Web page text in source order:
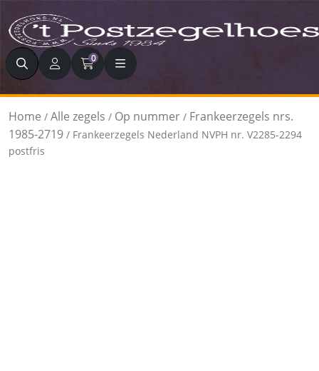
Zoeken 0
Home / Alle zegels / Op nummer / Frankeerzegels nrs.
1985-2719 / Frankeerzegels Nederland NVPH nr. V2285-2294
postfris